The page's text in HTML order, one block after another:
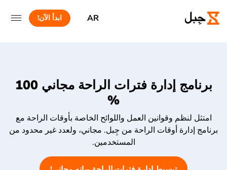
AR ابدأ الآن!
برنامج إدارة فترات الراحة مجاني 100
%
امتثل لنظم وقوانين العمل واللوائح الخاصة بأوقات الراحة مع
برنامج إدارة أوقات الراحة من جِبل. مجاني، ولعدد غير محدود من
المستخدمين.